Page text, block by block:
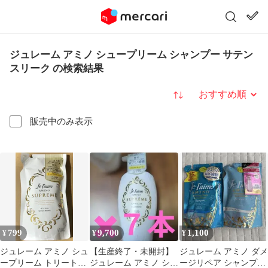
ジュレーム アミノ シュープリーム シャンプー サテン
スリーク の検索結果
販売中のみ表示
並び替え
¥ 799
ジュレーム アミノ シュ
ープリーム トリートメ
¥9,700
【生産終了・未開封】
ジュレーム アミノ シュ
¥ 1,100
ジュレーム アミノ ダメ
ージリペア シャンプー